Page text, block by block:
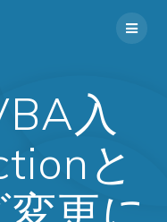
入
と